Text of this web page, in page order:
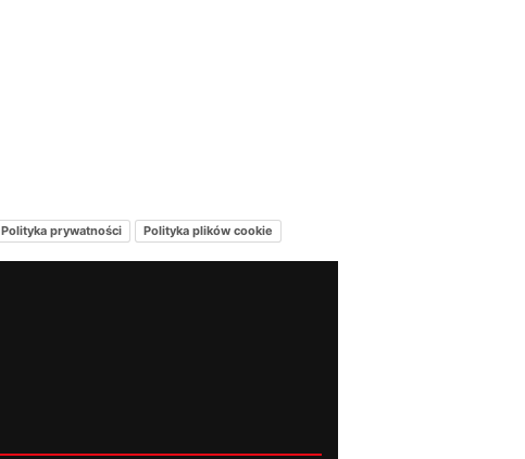
Polityka prywatności Polityka plików cookie